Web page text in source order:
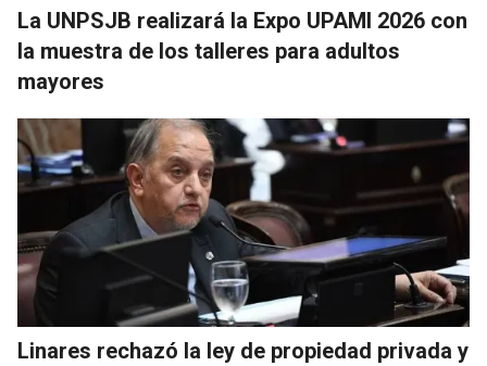
La UNPSJB realizará la Expo UPAMI 2026 con
la muestra de los talleres para adultos
mayores
Linares rechazó la ley de propiedad privada y